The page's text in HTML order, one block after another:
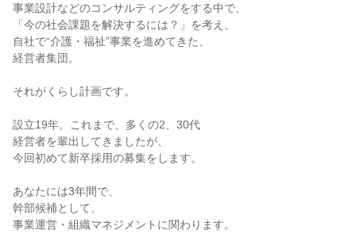
事業設計などのコンサルティングをする中で、
「今の社会課題を解決するには？」を考え、
自社で“介護・福祉”事業を進めてきた、
経営者集団。
それがくらし計画です。
設立19年。これまで、多くの2、30代
経営者を輩出してきましたが、
今回初めて新卒採用の募集をします。
あなたには3年間で、
幹部候補として、
事業運営・組織マネジメントに関わります。